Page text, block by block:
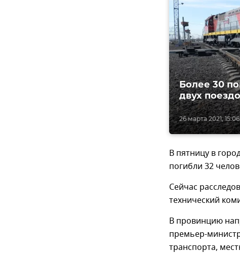
26 марта 2021, 15:06
Более 30
двух
В пятницу в
погибли 32
Сейчас
технический
В провинцию
премьер-
транспорта,